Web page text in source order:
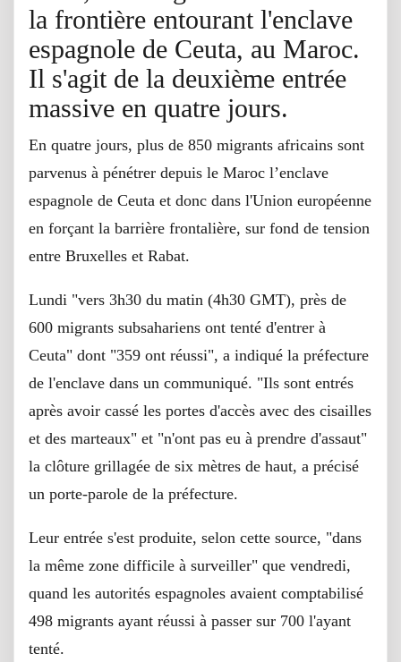
la frontière entourant l'enclave
espagnole de Ceuta, au Maroc.
Il s'agit de la deuxième entrée
massive en quatre jours.
En quatre jours, plus de 850 migrants africains sont
parvenus à pénétrer depuis le Maroc l’enclave
espagnole de Ceuta et donc dans l'Union européenne
en forçant la barrière frontalière, sur fond de tension
entre Bruxelles et Rabat.
Lundi "vers 3h30 du matin (4h30 GMT), près de
600 migrants subsahariens ont tenté d'entrer à
Ceuta" dont "359 ont réussi", a indiqué la préfecture
de l'enclave dans un communiqué. "Ils sont entrés
après avoir cassé les portes d'accès avec des cisailles
et des marteaux" et "n'ont pas eu à prendre d'assaut"
la clôture grillagée de six mètres de haut, a précisé
un porte-parole de la préfecture.
Leur entrée s'est produite, selon cette source, "dans
la même zone difficile à surveiller" que vendredi,
quand les autorités espagnoles avaient comptabilisé
498 migrants ayant réussi à passer sur 700 l'ayant
tenté.